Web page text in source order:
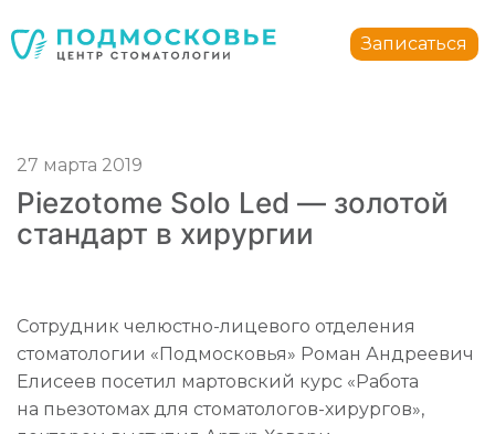
150040 ,Россия ,Ярославская область , Ярославль,ул.
Записаться
Стоматология Подмосковье
150040,Россия, Ярославская область,Ярославль
+7 4852 74-45-45
mail@mc-podmoskovie.ru
Стоматология Подмосковье
150040,Россия, Ярославская область,Ярославль
+7 4852 74-45-45
mail@mc-podmoskovie.ru
27 марта 2019
Piezotome Solo Led — золотой
стандарт в хирургии
Сотрудник челюстно-лицевого отделения
стоматологии «Подмосковья» Роман Андреевич
Елисеев посетил мартовский курс «Работа
на пьезотомах для стоматологов-хирургов»,